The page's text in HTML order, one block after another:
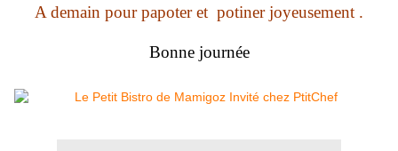
A demain pour papoter et potiner joyeusement .
Bonne journée